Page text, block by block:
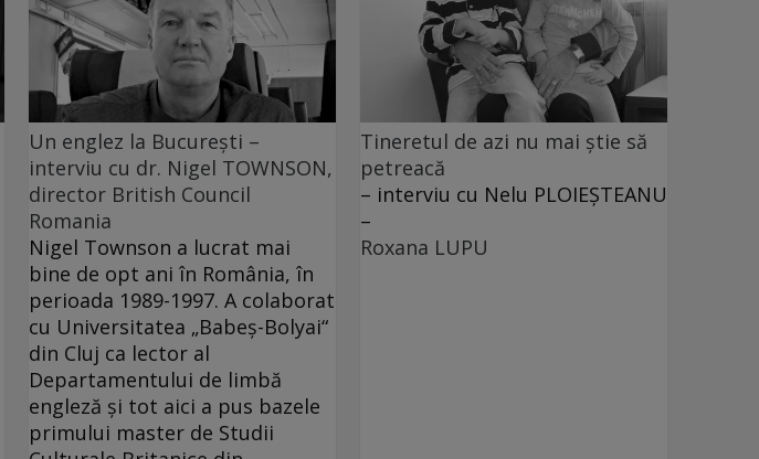
Un englez la Bucureşti –
interviu cu dr. Nigel TOWNSON,
director British Council
Romania
Nigel Townson a lucrat mai
bine de opt ani în România, în
perioada 1989-1997. A colaborat
cu Universitatea „Babeş-Bolyai“
din Cluj ca lector al
Departamentului de limbă
engleză şi tot aici a pus bazele
primului master de Studii
Tineretul de azi nu mai ştie să
petreacă
– interviu cu Nelu PLOIEŞTEANU
–
Roxana LUPU